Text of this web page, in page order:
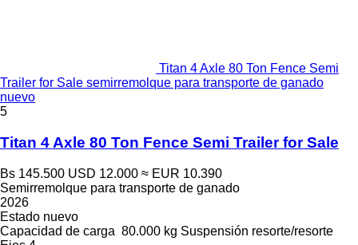
Titan 4 Axle 80 Ton Fence Semi
Trailer for Sale semirremolque para transporte de ganado
nuevo
5
Titan 4 Axle 80 Ton Fence Semi Trailer for Sale
Bs 145.500 USD 12.000 ≈ EUR 10.390
Semirremolque para transporte de ganado
2026
Estado nuevo
Capacidad de carga 80.000 kg Suspensión resorte/resorte